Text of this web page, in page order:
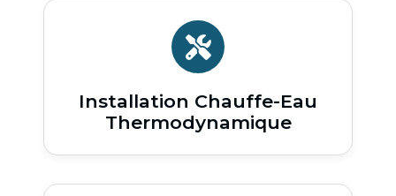
Installation Chauffe-Eau
Thermodynamique